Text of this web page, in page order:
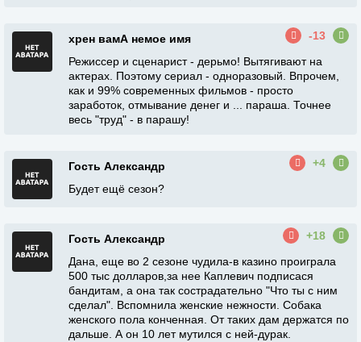
хрен вамА немое имя
-13
Режиссер и сценарист - дерьмо! Вытягивают на
актерах. Поэтому сериал - одноразовый. Впрочем,
как и 99% современных фильмов - просто
заработок, отмывание денег и ... параша. Точнее
весь "труд" - в парашу!
Гость Александр
+4
Будет ещё сезон?
Гость Александр
+18
Дана, еще во 2 сезоне чудила-в казино проиграла
500 тыс долларов,за нее Каплевич подписася
бандитам, а она так сострадательно "Что ты с ним
сделал". Вспомнила женские нежности. Собака
женского пола конченная. От таких дам держатся по
дальше. А он 10 лет мутился с ней-дурак.